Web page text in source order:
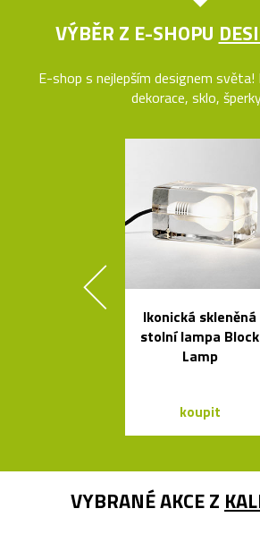
VÝBĚR Z E-SHOPU
E-shop s nejlepším designem
dekorace, sklo,
Ikonická skleněná
stolní lampa Block
Lamp
koupit
VYBRANÉ AKCE Z